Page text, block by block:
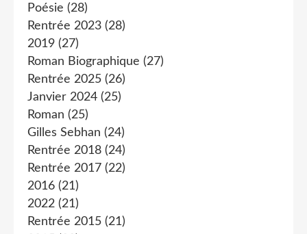
Poésie (28)
Rentrée 2023 (28)
2019 (27)
Roman Biographique (27)
Rentrée 2025 (26)
Janvier 2024 (25)
Roman (25)
Gilles Sebhan (24)
Rentrée 2018 (24)
Rentrée 2017 (22)
2016 (21)
2022 (21)
Rentrée 2015 (21)